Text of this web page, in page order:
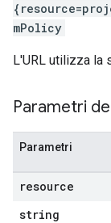
mPolicy
L'URL utilizza la
Parametri
Parametri
resource
string